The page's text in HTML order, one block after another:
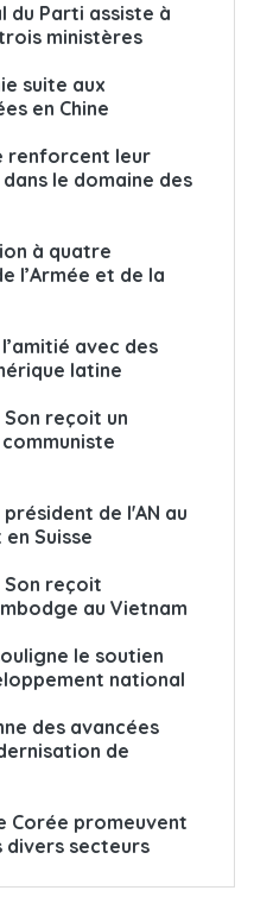
du Parti assiste à
ministères
suite aux
en Chine
renforcent leur
le domaine des
à quatre
l’Armée et de la
avec des
latine
Son reçoit un
de l'AN au
Suisse
Son reçoit
au Vietnam
le soutien
national
des avancées
de
Corée promeuvent
secteurs